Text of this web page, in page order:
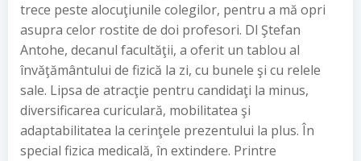
trece peste alocuţiunile colegilor, pentru a mă opri
asupra celor rostite de doi profesori. Dl Ştefan
Antohe, decanul facultăţii, a oferit un tablou al
învăţământului de fizică la zi, cu bunele şi cu relele
sale. Lipsa de atracţie pentru candidaţi la minus,
diversificarea curiculară, mobilitatea şi
adaptabilitatea la cerinţele prezentului la plus. În
special fizica medicală, în extindere. Printre